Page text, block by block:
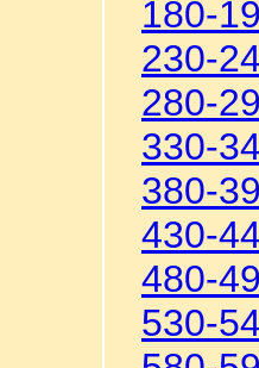
180-
230-
280-
330-
380-
430-
480-
530-